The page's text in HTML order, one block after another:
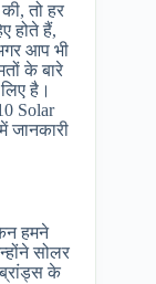
तो हर
होते हैं,
आप भी
के बारे
है।
Solar
जानकारी
हमने
सोलर
के